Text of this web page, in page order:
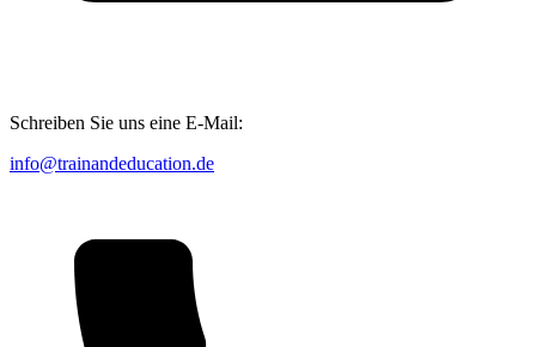
Schreiben Sie uns eine E-Mail:
info@trainandeducation.de